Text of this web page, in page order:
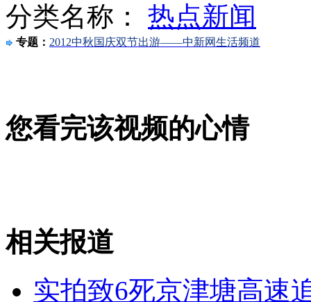
悲催 下车方便被落高速公路
女孩北京地铁殴打老人 痛下狠手拳打脚踢
无痛分娩是否安全 医生回应
分类名称： 热点新闻
专题： 2012中秋国庆双节出游——中新网生活频道
您看完该视频的心情
相关报道
实拍致6死京津塘高速